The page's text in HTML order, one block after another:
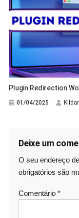
Plugin Redirection
01/04/2025
Deixe um
O seu endereço
obrigatórios são
Comentário *